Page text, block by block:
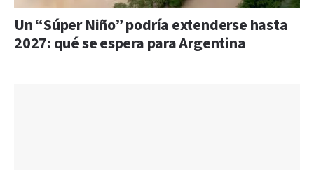
Un “Súper Niño” podría extenderse hasta
2027: qué se espera para Argentina